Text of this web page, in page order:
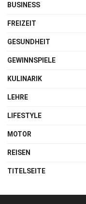
BUSINESS
FREIZEIT
GESUNDHEIT
GEWINNSPIELE
KULINARIK
LEHRE
LIFESTYLE
MOTOR
REISEN
TITELSEITE